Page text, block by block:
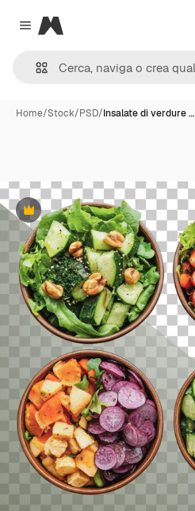
Close menu
Magnific
Home/Stock/PSD/Insalate di verdure …
Premium